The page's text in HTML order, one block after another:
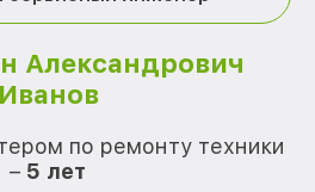
Александрович
Иванов
по ремонту техники
– 5 лет